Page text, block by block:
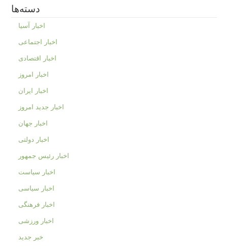
دسته‌ها
اخبار آسیا
اخبار اجتماعی
اخبار اقتصادی
اخبار امروز
اخبار ایران
اخبار جدید امروز
اخبار جهان
اخبار دولتی
اخبار رئیس جمهور
اخبار سیاست
اخبار سیاسی
اخبار فرهنگی
اخبار ورزشی
خبر جدید